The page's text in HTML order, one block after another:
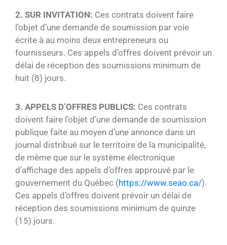
2. SUR INVITATION: Ces contrats doivent faire
l’objet d’une demande de soumission par voie
écrite à au moins deux entrepreneurs ou
fournisseurs. Ces appels d’offres doivent prévoir un
délai de réception des soumissions minimum de
huit (8) jours.
3. APPELS D’OFFRES PUBLICS: Ces contrats
doivent faire l’objet d’une demande de soumission
publique faite au moyen d’une annonce dans un
journal distribué sur le territoire de la municipalité,
de même que sur le système électronique
d’affichage des appels d’offres approuvé par le
gouvernement du Québec (https://www.seao.ca/).
Ces appels d’offres doivent prévoir un délai de
réception des soumissions minimum de quinze
(15) jours.